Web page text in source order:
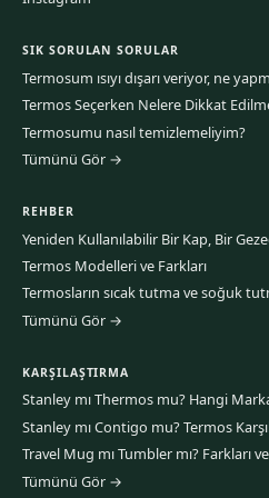
SIK SORULAN SORULAR
Termosum ısıyı dışarı veriyor, ne
Termos Seçerken Nelere Dikkat
Termosumu nasıl temizlemeliyim?
Tümünü Gör →
REHBER
Yeniden Kullanılabilir Bir Kap, Bir
Termos Modelleri ve Farkları
Termosların sıcak tutma ve soğuk
Tümünü Gör →
KARŞILAŞTIRMA
Stanley mı Thermos mu? Hangi
Stanley mı Contigo mu? Termos
Travel Mug mı Tumbler mı? Farkları
Tümünü Gör →